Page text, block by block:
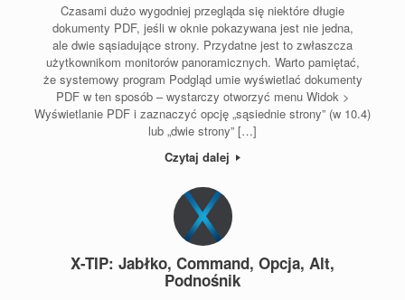
Czasami dużo wygodniej przegląda się niektóre długie
dokumenty PDF, jeśli w oknie pokazywana jest nie jedna,
ale dwie sąsiadujące strony. Przydatne jest to zwłaszcza
użytkownikom monitorów panoramicznych. Warto pamiętać,
że systemowy program Podgląd umie wyświetlać dokumenty
PDF w ten sposób – wystarczy otworzyć menu Widok >
Wyświetlanie PDF i zaznaczyć opcję „sąsiednie strony” (w 10.4)
lub „dwie strony” […]
Czytaj dalej
X-TIP: Jabłko, Command, Opcja, Alt,
Podnośnik